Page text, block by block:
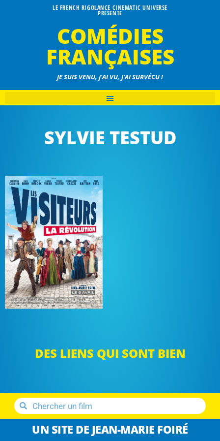
LE FRENCH RIGOLANCE CINEMATIC UNIVERSE
PRÉSENTE
COMÉDIES
FRANÇAISES
JE SUIS VENU, J'AI VU, J'AI SURVÉCU !
SYLVIE TESTUD
DES LIENS QUI SONT BIEN
UN SITE DE JEAN-MARIE FOIRÉ